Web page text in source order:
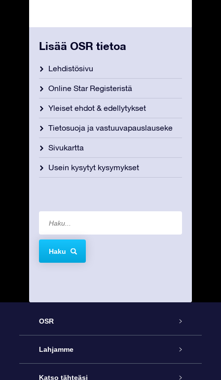
Lisää OSR tietoa
Lehdistösivu
Online Star Registeristä
Yleiset ehdot & edellytykset
Tietosuoja ja vastuuvapauslauseke
Sivukartta
Usein kysytyt kysymykset
Haku
OSR
Palvelu
Ota meihin yhteyttä
Lahjamme
Online Star -lahja
Katso tähteäsi